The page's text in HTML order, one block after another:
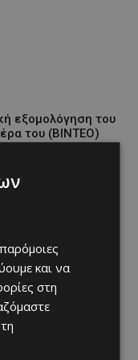
εξομολόγηση του
του (ΒΙΝΤΕΟ)
και να
στη